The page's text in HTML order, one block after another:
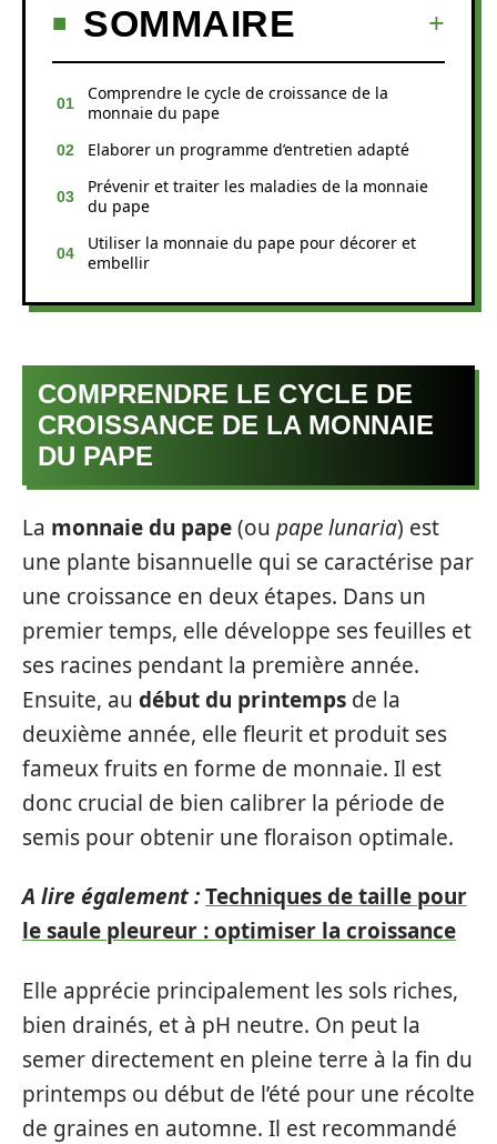
SOMMAIRE
Comprendre le cycle de croissance de la
monnaie du pape
Elaborer un programme d’entretien adapté
Prévenir et traiter les maladies de la monnaie
du pape
Utiliser la monnaie du pape pour décorer et
embellir
COMPRENDRE LE CYCLE DE
CROISSANCE DE LA MONNAIE
DU PAPE
La monnaie du pape(ou pape lunaria) est
une plante bisannuelle qui se caractérise par
une croissance en deux étapes. Dans un
premier temps, elle développe ses feuilles et
ses racines pendant la première année.
Ensuite, au début du printemps de la
deuxième année, elle fleurit et produit ses
fameux fruits en forme de monnaie. Il est
donc crucial de bien calibrer la période de
semis pour obtenir une floraison optimale.
A lire également :Techniques de taille pour
le saule pleureur : optimiser la croissance
Elle apprécie principalement les sols riches,
bien drainés, et à pH neutre. On peut la
semer directement en pleine terre à la fin du
printemps ou début de l’été pour une récolte
de graines en automne. Il est recommandé